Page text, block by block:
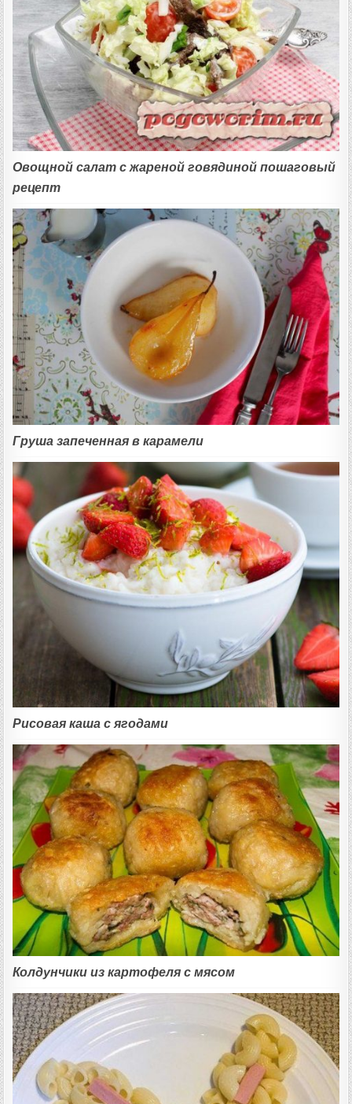
Овощной салат с жареной говядиной пошаговый
рецепт
Груша запеченная в карамели
Рисовая каша с ягодами
Колдунчики из картофеля с мясом